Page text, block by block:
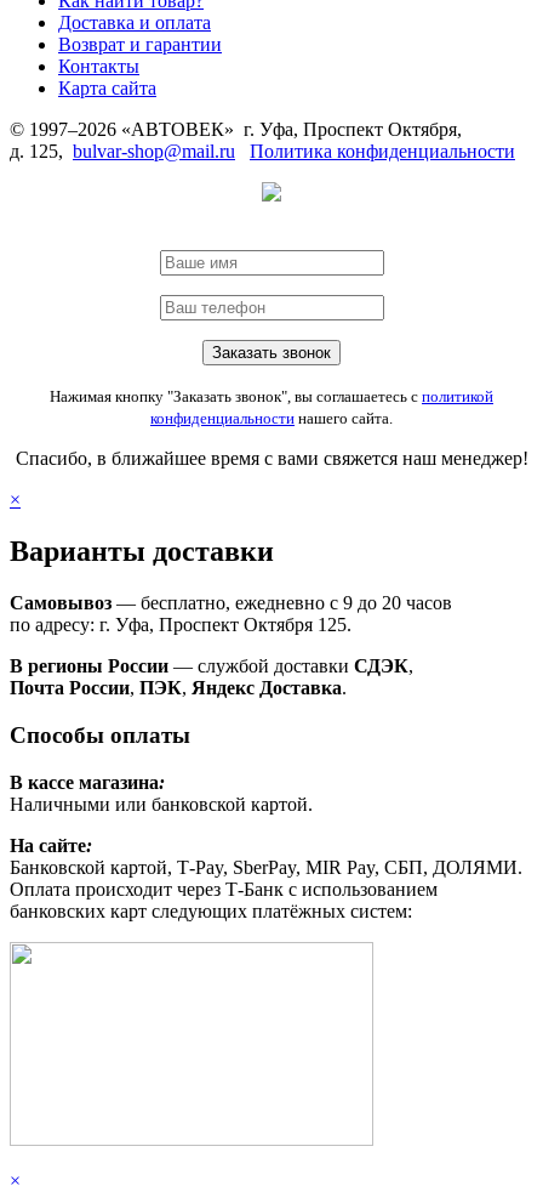
Доставка и оплата
Возврат и гарантии
Контакты
Карта сайта
© 1997–2026 «АВТОВЕК» г. Уфа, Проспект Октября,
д. 125, bulvar-shop@mail.ru Политика конфиденциальности
Нажимая кнопку "Заказать звонок", вы соглашаетесь с политикой
конфиденциальности нашего сайта.
Спасибо, в ближайшее время с вами свяжется наш менеджер!
×
Варианты доставки
Самовывоз — бесплатно, ежедневно с 9 до 20 часов
по адресу: г. Уфа, Проспект Октября 125.
В регионы России — службой доставки СДЭК,
Почта России, ПЭК, Яндекс Доставка.
Способы оплаты
В кассе магазина:
Наличными или банковской картой.
На сайте:
Банковской картой, Т-Pay, SberPay, MIR Pay, СБП, ДОЛЯМИ.
Оплата происходит через Т-Банк с использованием
банковских карт следующих платёжных систем:
×